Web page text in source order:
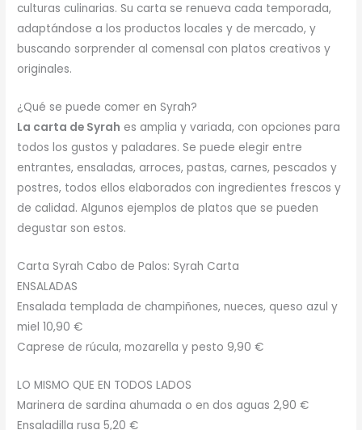
culturas culinarias. Su carta se renueva cada temporada,
adaptándose a los productos locales y de mercado, y
buscando sorprender al comensal con platos creativos y
originales.
¿Qué se puede comer en Syrah?
La carta de Syrah es amplia y variada, con opciones para
todos los gustos y paladares. Se puede elegir entre
entrantes, ensaladas, arroces, pastas, carnes, pescados y
postres, todos ellos elaborados con ingredientes frescos y
de calidad. Algunos ejemplos de platos que se pueden
degustar son estos.
Carta Syrah Cabo de Palos: Syrah Carta
ENSALADAS
Ensalada templada de champiñones, nueces, queso azul y
miel 10,90 €
Caprese de rúcula, mozarella y pesto 9,90 €
LO MISMO QUE EN TODOS LADOS
Marinera de sardina ahumada o en dos aguas 2,90 €
Ensaladilla rusa 5,20 €